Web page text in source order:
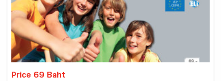
Price 69 Baht